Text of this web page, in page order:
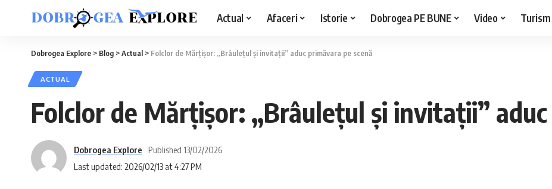
Actual Afaceri Istorie Dobrogea PE BUNE Video Turism
Dobrogea Explore > Blog >Actual > Folclor de Mărțișor: „Brâulețul și invitații” aduc primăvara pe scenă
ACTUAL
Folclor de Mărțișor: „Brâulețul și invitații”
Last updated: 2026/02/13 at 4:27 PM
Dobrogea Explore Published 13/02/2026